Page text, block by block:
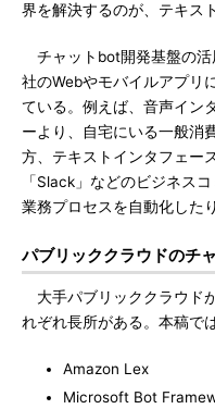
界を解決するのが、テキス
チャットbot開発基盤の活
社のWebやモバイルアプリ
ている。例えば、音声イン
ーより、自宅にいる一般消
方、テキストインタフェー
「Slack」などのビジネス
業務プロセスを自動化した
パブリッククラウドのチ
大手パブリッククラウド
れぞれ長所がある。本稿で
Amazon Lex
Microsoft Bot